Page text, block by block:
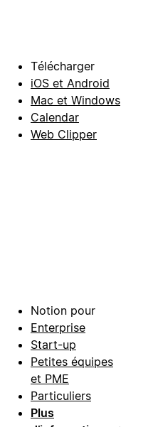
Télécharger
iOS et Android
Mac et Windows
Calendar
Web Clipper
Notion pour
Enterprise
Start-up
Petites équipes
et PME
Particuliers
Plus